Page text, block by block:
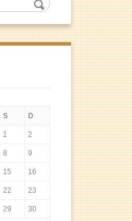
S D
1 2
8 9
15 16
22 23
29 30